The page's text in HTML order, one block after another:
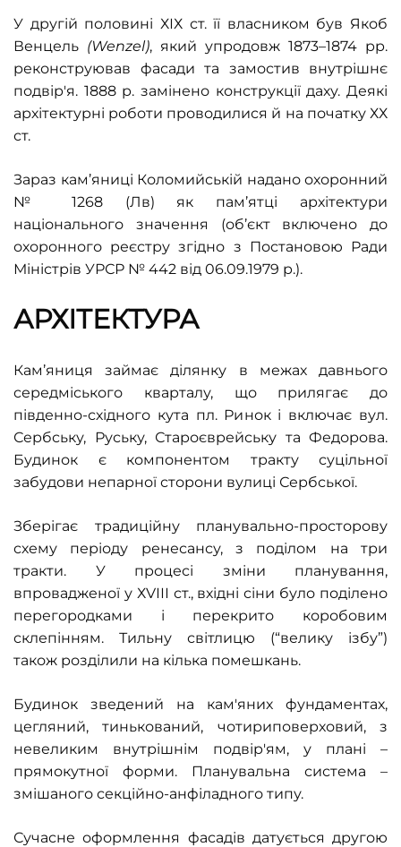
У другій половині ХІХ ст. її власником був Якоб
Венцель (Wenzel), який упродовж 1873–1874 рр.
реконструював фасади та замостив внутрішнє
подвір'я. 1888 р. замінено конструкції даху. Деякі
архітектурні роботи проводилися й на початку ХХ
ст.
Зараз кам’яниці Коломийській надано охоронний
№ 1268 (Лв) як пам’ятці архітектури
національного значення (об’єкт включено до
охоронного реєстру згідно з Постановою Ради
Міністрів УРСР № 442 від 06.09.1979 р.).
АРХІТЕКТУРА
Кам’яниця займає ділянку в межах давнього
середміського кварталу, що прилягає до
південно-східного кута пл. Ринок і включає вул.
Сербську, Руську, Староєврейську та Федорова.
Будинок є компонентом тракту суцільної
забудови непарної сторони вулиці Сербської.
Зберігає традиційну планувально-просторову
схему періоду ренесансу, з поділом на три
тракти. У процесі зміни планування,
впровадженої у ХVІІІ ст., вхідні сіни було поділено
перегородками і перекрито коробовим
склепінням. Тильну світлицю (“велику ізбу”)
також розділили на кілька помешкань.
Будинок зведений на кам'яних фундаментах,
цегляний, тинькований, чотириповерховий, з
невеликим внутрішнім подвір'ям, у плані –
прямокутної форми. Планувальна система –
змішаного секційно-анфіладного типу.
Сучасне оформлення фасадів датується другою